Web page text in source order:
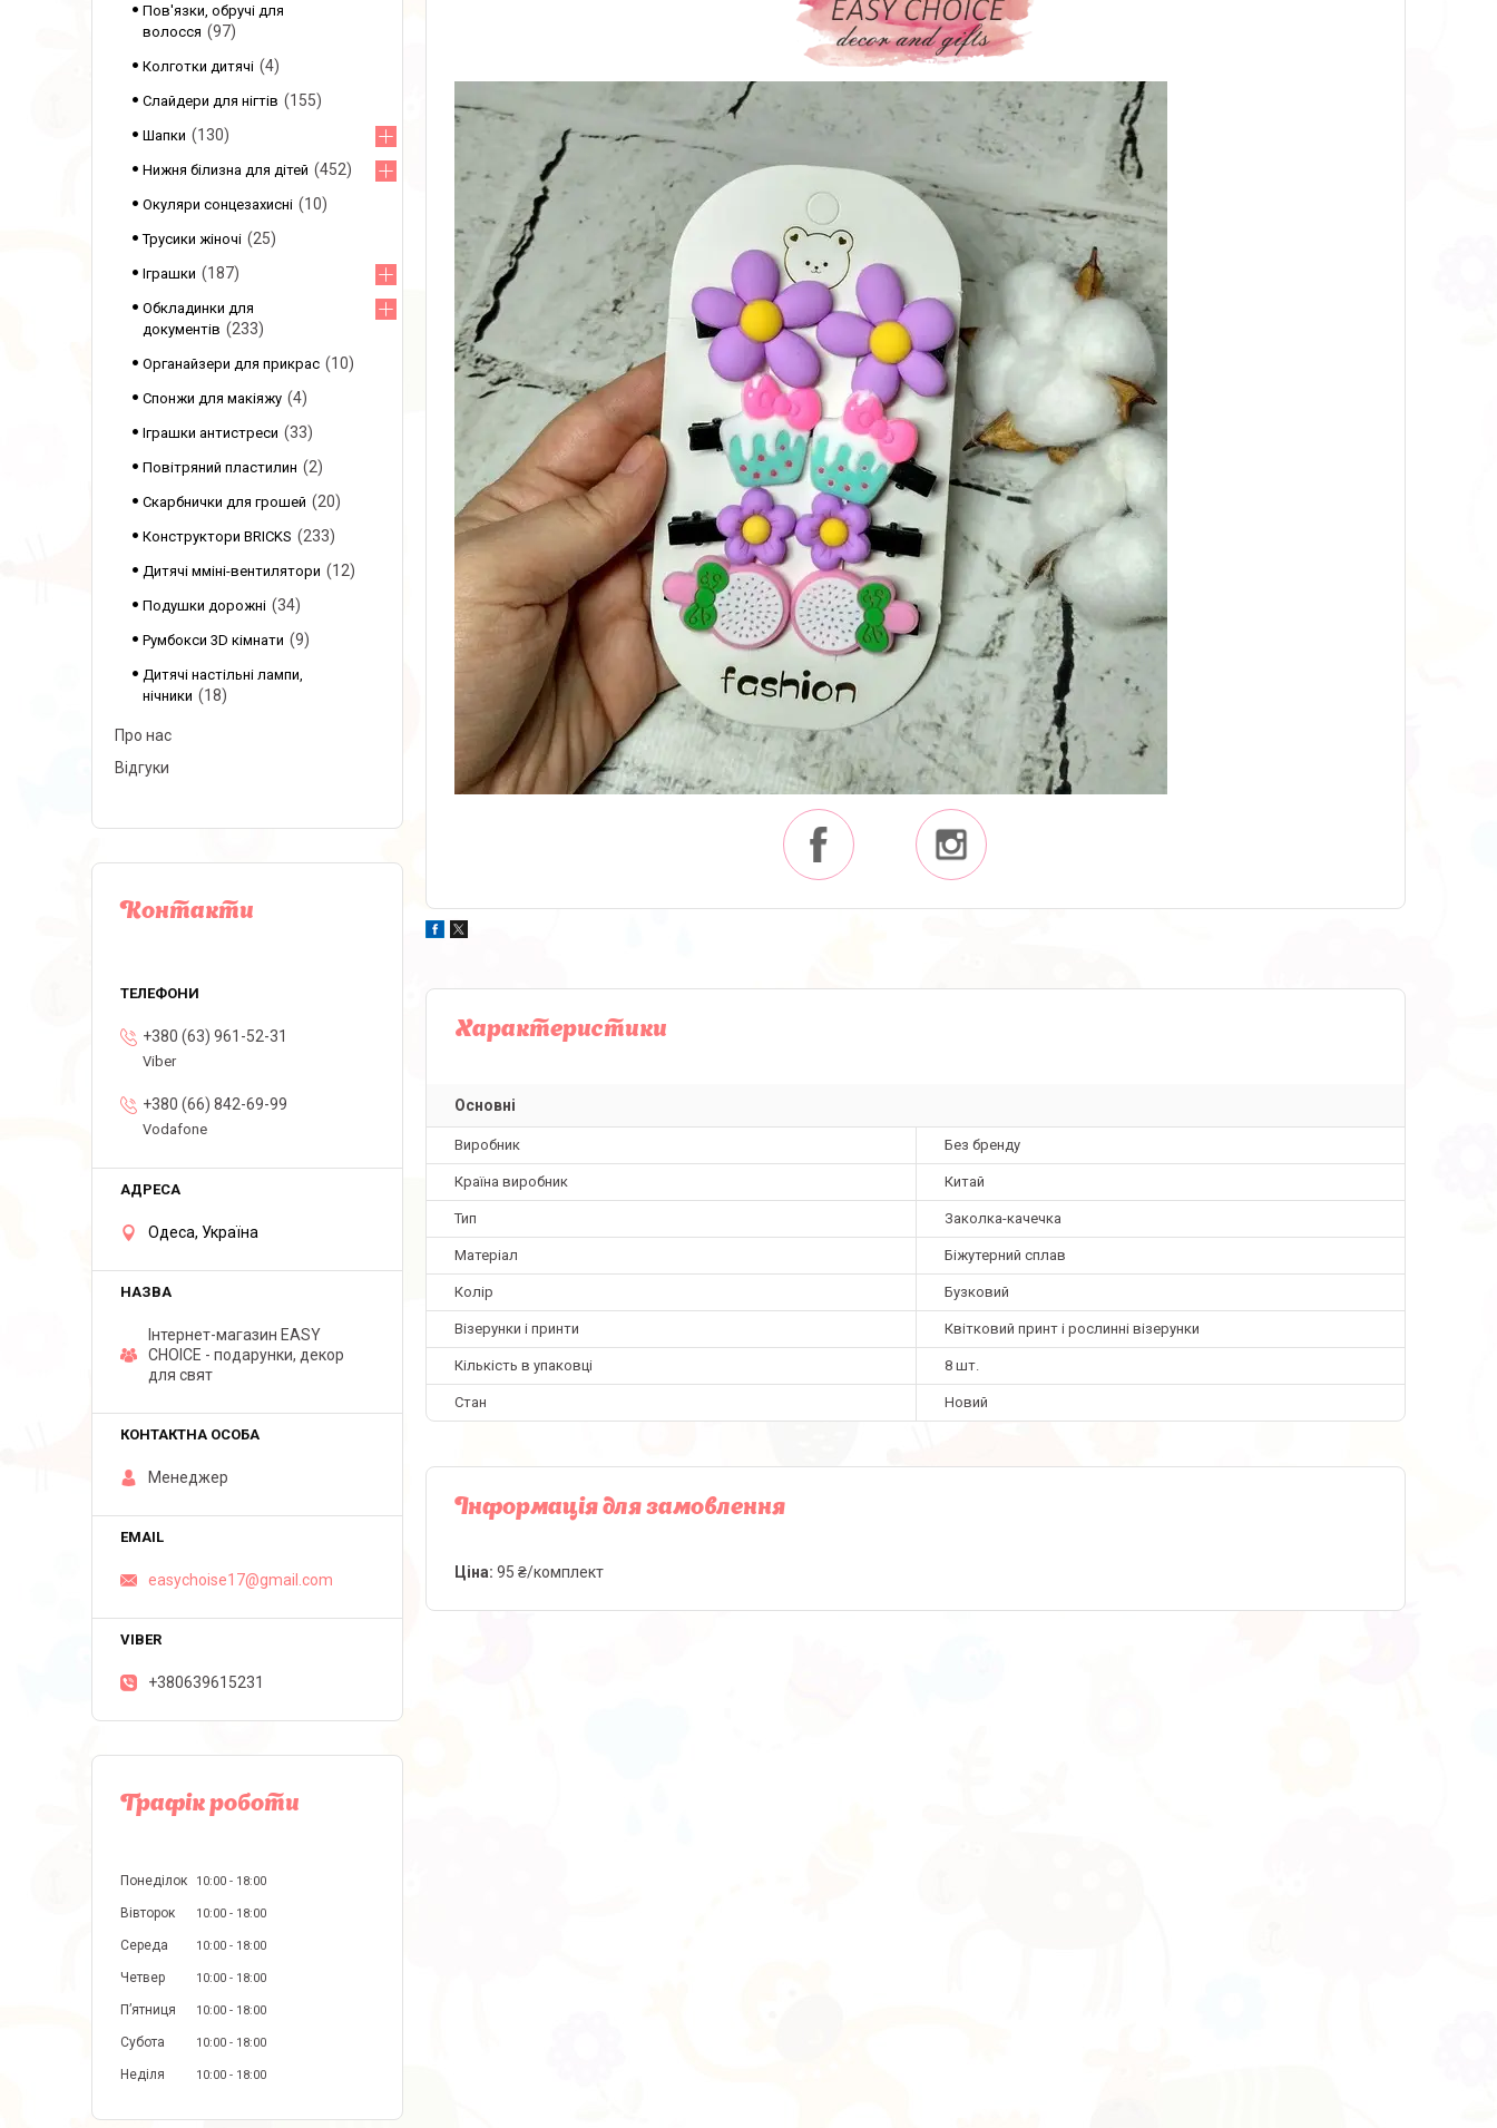
Характеристики
Основні
Виробник Без бренду
Країна виробник Китай
Тип Заколка-качечка
Матеріал Біжутерний сплав
Колір Бузковий
Візерунки і принти Квітковий принт і рослинні візерунки
Кількість в упаковці 8 шт.
Стан Новий
Інформація для замовлення
Ціна: 95 ₴/комплект
Пов'язки, обручі для
волосся
97
Колготки дитячі 4
Слайдери для нігтів 155
Шапки 130
Нижня білизна для дітей 452
Окуляри сонцезахисні 10
Трусики жіночі 25
Іграшки 187
Обкладинки для
документів
233
Органайзери для прикрас 10
Спонжи для макіяжу 4
Іграшки антистреси 33
Повітряний пластилин 2
Скарбнички для грошей 20
Конструктори BRICKS 233
Дитячі мміні-вентилятори 12
Подушки дорожні 34
Румбокси 3D кімнати 9
Дитячі настільні лампи,
нічники
18
Про нас
Відгуки
Контакти
+380 (63) 961-52-31
Viber
+380 (66) 842-69-99
Vodafone
Одеса, Україна
Інтернет-магазин EASY
CHOICE - подарунки, декор
для свят
Менеджер
easychoise17@gmail.com
+380639615231
Графік роботи
Понеділок 10:00 18:00
Вівторок 10:00 18:00
Середа 10:00 18:00
Четвер 10:00 18:00
Пʼятниця 10:00 18:00
Субота 10:00 18:00
Неділя 10:00 18:00